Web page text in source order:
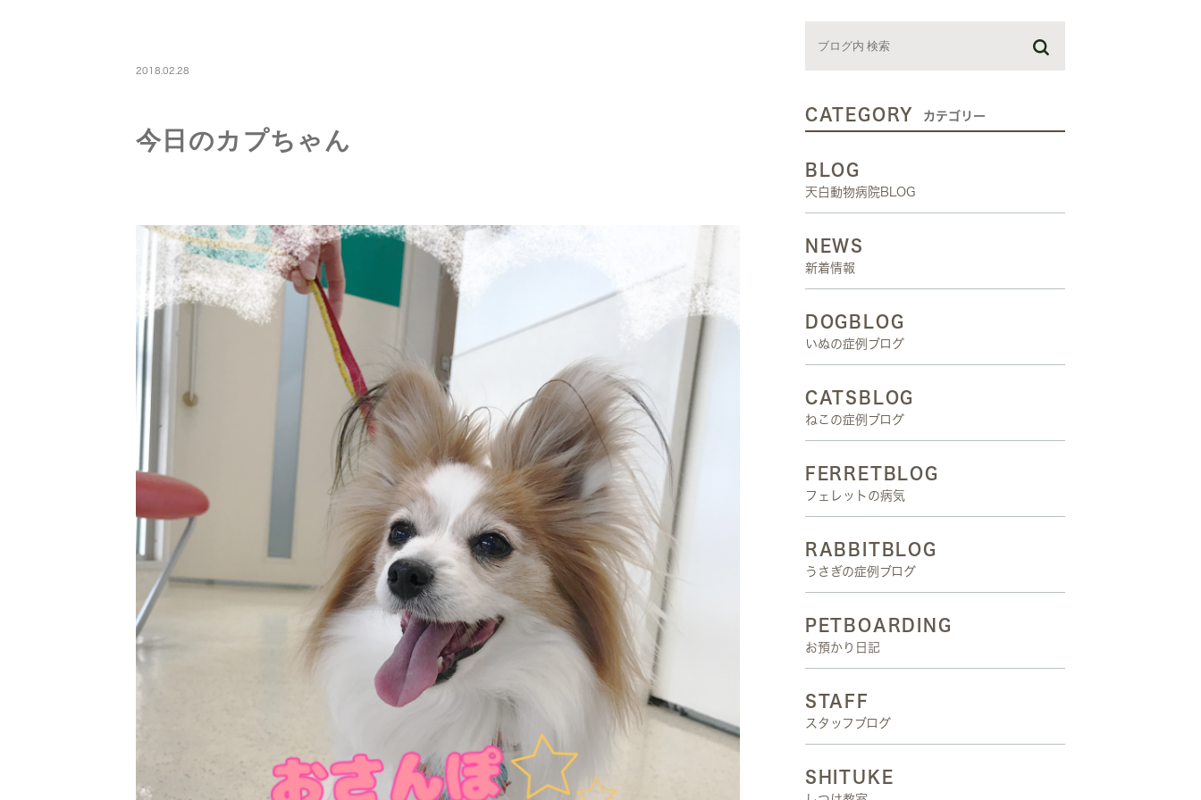
2018.02.28
今日のカプちゃん
CATEGORY カテゴリー
BLOG
天白動物病院BLOG
NEWS
新着情報
DOGBLOG
いぬの症例ブログ
CATSBLOG
ねこの症例ブログ
FERRETBLOG
フェレットの病気
RABBITBLOG
うさぎの症例ブログ
PETBOARDING
お預かり日記
STAFF
スタッフブログ
SHITUKE